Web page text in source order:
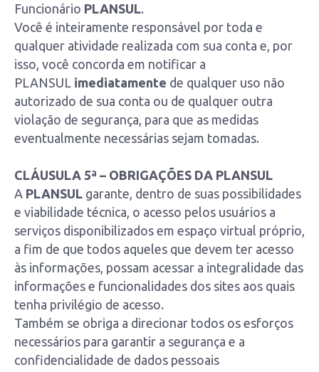
Funcionário PLANSUL.
Você é inteiramente responsável por toda e
qualquer atividade realizada com sua conta e, por
isso, você concorda em notificar a
PLANSUL imediatamente de qualquer uso não
autorizado de sua conta ou de qualquer outra
violação de segurança, para que as medidas
eventualmente necessárias sejam tomadas.
CLÁUSULA 5ª – OBRIGAÇÕES DA PLANSUL
A PLANSUL garante, dentro de suas possibilidades
e viabilidade técnica, o acesso pelos usuários a
serviços disponibilizados em espaço virtual próprio,
a fim de que todos aqueles que devem ter acesso
às informações, possam acessar a integralidade das
informações e funcionalidades dos sites aos quais
tenha privilégio de acesso.
Também se obriga a direcionar todos os esforços
necessários para garantir a segurança e a
confidencialidade de dados pessoais